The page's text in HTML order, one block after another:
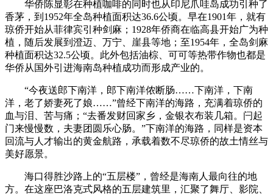
华侨陈显彰在种植咖啡的同时也从印尼爪哇岛成功引种了
香茅，到1952年全岛种植面积达36.6公顷。早在1901年，就有
琼侨开始从菲律宾引种剑麻；1928年侨商在临高县开始广为种
植，随后发展到澄迈、万宁、崖县等地；至1954年，全岛剑麻
种植面积达32.5公顷。此外包括油棕、可可等热带作物也都是
华侨从国外引进海南岛种植成功而形成产业的。
“今夜送郎下南洋，郎下南洋侬断肠……下南洋，下南
洋，老了娇妻死了娘……”曾经下南洋的海路，充满着琼侨的
血与泪、苦与痛；“去番发财回家乡，金银衣布装几箱。闩起
门来慢慢数，夫妻团圆乐心肠。”下南洋的海路，同样是资本
回流与人才输出的黄金航路，承载着数不尽琼侨的故土情丝与
美好愿景。
海口得胜沙路上的“五层楼”，曾经是海南人最向往的地
方。在这座巴洛克式风格的五层建筑里，汇聚了舞厅、影院、